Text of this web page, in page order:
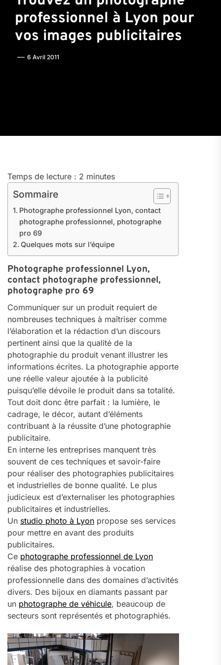
professionnel à Lyon pour
vos images publicitaires
6 Avril 2011
Temps de lecture : 2 minutes
Sommaire
Photographe professionnel Lyon, contact
photographe professionnel, photographe
pro 69
Quelques mots sur l’équipe
Photographe professionnel Lyon,
contact photographe professionnel,
photographe pro 69
Communiquer sur un produit requiert de
nombreuses techniques à maîtriser comme
l’élaboration et la rédaction d’un discours
pertinent ainsi que la qualité de la
photographie du produit venant illustrer les
informations écrites. La photographie apporte
une réelle valeur ajoutée à la publicité
puisqu’elle dévoile le produit dans sa totalité.
Tout doit donc être parfait : la lumière, le
cadrage, le décor, autant d’éléments
contribuant à la réussite d’une photographie
publicitaire.
En interne les entreprises manquent très
souvent de ces techniques et savoir-faire
pour réaliser des photographies publicitaires
et industrielles de bonne qualité. Le plus
judicieux est d’externaliser les photographies
publicitaires et industrielles.
Un studio photo à Lyon propose ses services
pour mettre en avant des produits
publicitaires.
Ce photographe professionnel de Lyon
réalise des photographies à vocation
professionnelle dans des domaines d’activités
divers. Des bijoux en diamants passant par
un photographe de véhicule, beaucoup de
secteurs sont représentés et photographiés.